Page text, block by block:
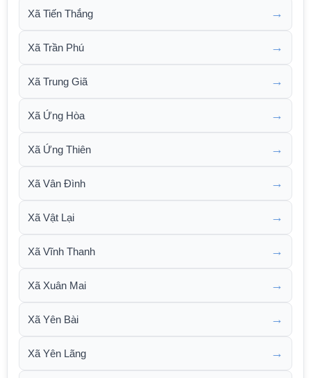
Xã Tiến Thắng →
Xã Trần Phú →
Xã Trung Giã →
Xã Ứng Hòa →
Xã Ứng Thiên →
Xã Vân Đình →
Xã Vật Lại →
Xã Vĩnh Thanh →
Xã Xuân Mai →
Xã Yên Bài →
Xã Yên Lãng →